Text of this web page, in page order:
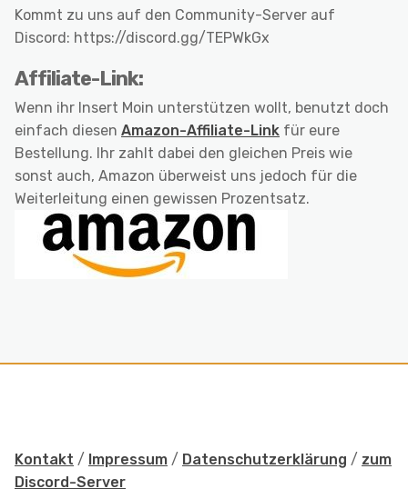
Kommt zu uns auf den Community-Server auf
Discord: https://discord.gg/TEPWkGx
Affiliate-Link:
Wenn ihr Insert Moin unterstützen wollt, benutzt doch
einfach diesen Amazon-Affiliate-Link für eure
Bestellung. Ihr zahlt dabei den gleichen Preis wie
sonst auch, Amazon überweist uns jedoch für die
Weiterleitung einen gewissen Prozentsatz.
Kontakt / Impressum / Datenschutzerklärung / zum
Discord-Server